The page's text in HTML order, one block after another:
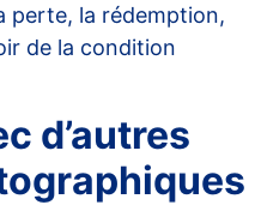
perte, la rédemption,
de la condition
d’autres